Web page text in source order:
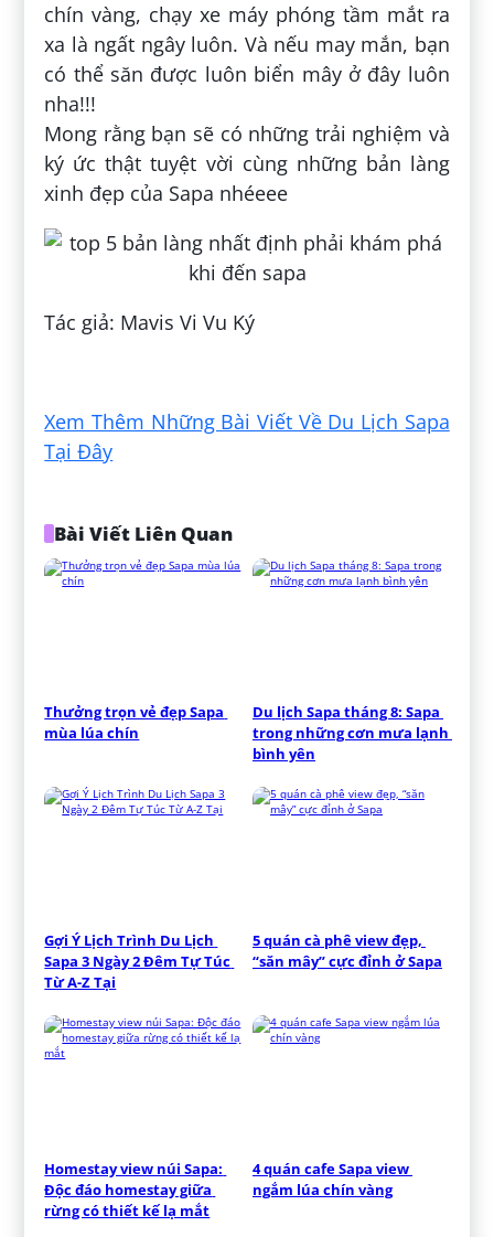
chín vàng, chạy xe máy phóng tầm mắt ra
xa là ngất ngây luôn. Và nếu may mắn, bạn
có thể săn được luôn biển mây ở đây luôn
nha!!!
Mong rằng bạn sẽ có những trải nghiệm và
ký ức thật tuyệt vời cùng những bản làng
xinh đẹp của Sapa nhéeee
Tác giả: Mavis Vi Vu Ký
Xem Thêm Những Bài Viết Về Du Lịch Sapa
Tại Đây
Bài Viết Liên Quan
Thưởng trọn vẻ đẹp Sapa
mùa lúa chín
Du lịch Sapa tháng 8: Sapa
trong những cơn mưa lạnh
bình yên
Gợi Ý Lịch Trình Du Lịch
Sapa 3 Ngày 2 Đêm Tự Túc
Từ A-Z Tại
5 quán cà phê view đẹp,
“săn mây” cực đỉnh ở Sapa
Homestay view núi Sapa:
Độc đáo homestay giữa
rừng có thiết kế lạ mắt
4 quán cafe Sapa view
ngắm lúa chín vàng